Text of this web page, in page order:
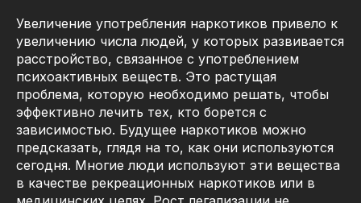
Увеличение употребления наркотиков привело к
увеличению числа людей, у которых развивается
расстройство, связанное с употреблением
психоактивных веществ. Это растущая
проблема, которую необходимо решать, чтобы
эффективно лечить тех, кто борется с
зависимостью. Будущее наркотиков можно
предсказать, глядя на то, как они используются
сегодня. Многие люди используют эти вещества
в качестве рекреационных наркотиков или в